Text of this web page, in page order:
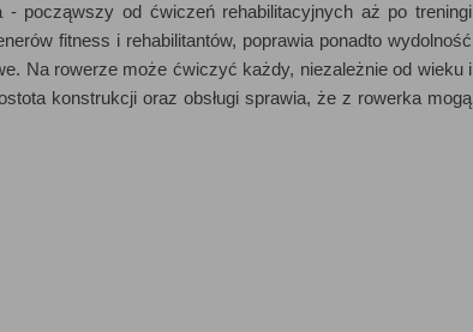
począwszy od ćwiczeń rehabilitacyjnych aż po treningi
fitness i rehabilitantów, poprawia ponadto wydolność
Na rowerze może ćwiczyć każdy, niezależnie od wieku i
konstrukcji oraz obsługi sprawia, że z rowerka mogą